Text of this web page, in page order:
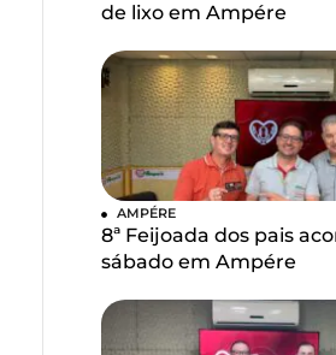
de lixo em Ampére
AMPÉRE
8ª Feijoada dos pais
sábado em Ampére